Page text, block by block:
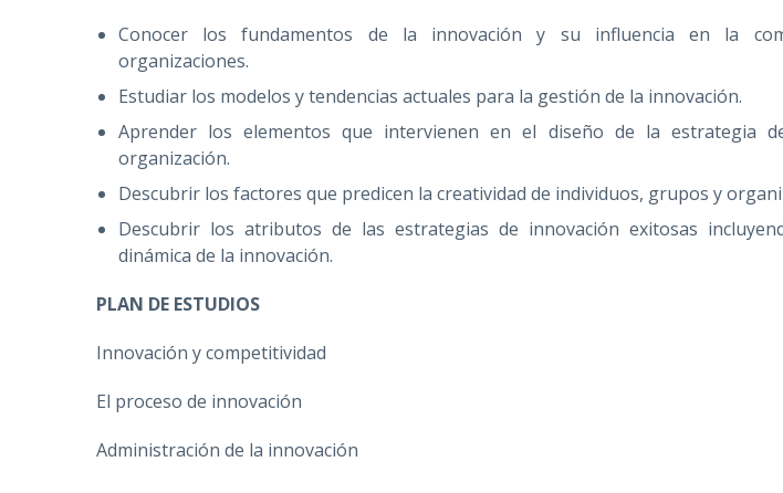
Conocer los fundamentos de la innovación y su influencia en la
organizaciones.
Estudiar los modelos y tendencias actuales para la gestión de la innovación.
Aprender los elementos que intervienen en el diseño de la estrategia
organización.
Descubrir los factores que predicen la creatividad de individuos, grupos y
Descubrir los atributos de las estrategias de innovación exitosas
dinámica de la innovación.
PLAN DE ESTUDIOS
Innovación y competitividad
El proceso de innovación
Administración de la innovación